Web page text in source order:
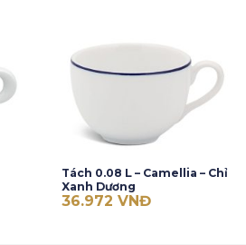
Tách 0.08 L – Camellia – Chỉ
Xanh Dương
36.972 VNĐ